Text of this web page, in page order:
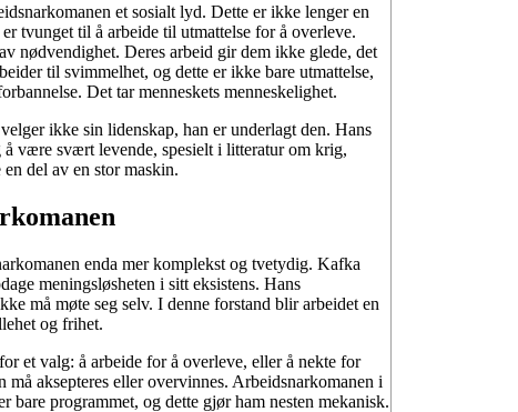
et sosialt lyd. Dette er ikke lenger en
tvunget til å arbeide til utmattelse for å overleve.
nødvendighet. Deres arbeid gir dem ikke glede, det
til svimmelhet, og dette er ikke bare utmattelse,
Det tar menneskets menneskelighet.
ikke sin lidenskap, han er underlagt den. Hans
være svært levende, spesielt i litteratur om krig,
del av en stor maskin.
enda mer komplekst og tvetydig. Kafka
meningsløsheten i sitt eksistens. Hans
må møte seg selv. I denne forstand blir arbeidet en
og frihet.
et valg: å arbeide for å overleve, eller å nekte for
aksepteres eller overvinnes. Arbeidsnarkomanen i
bare programmet, og dette gjør ham nesten mekanisk.